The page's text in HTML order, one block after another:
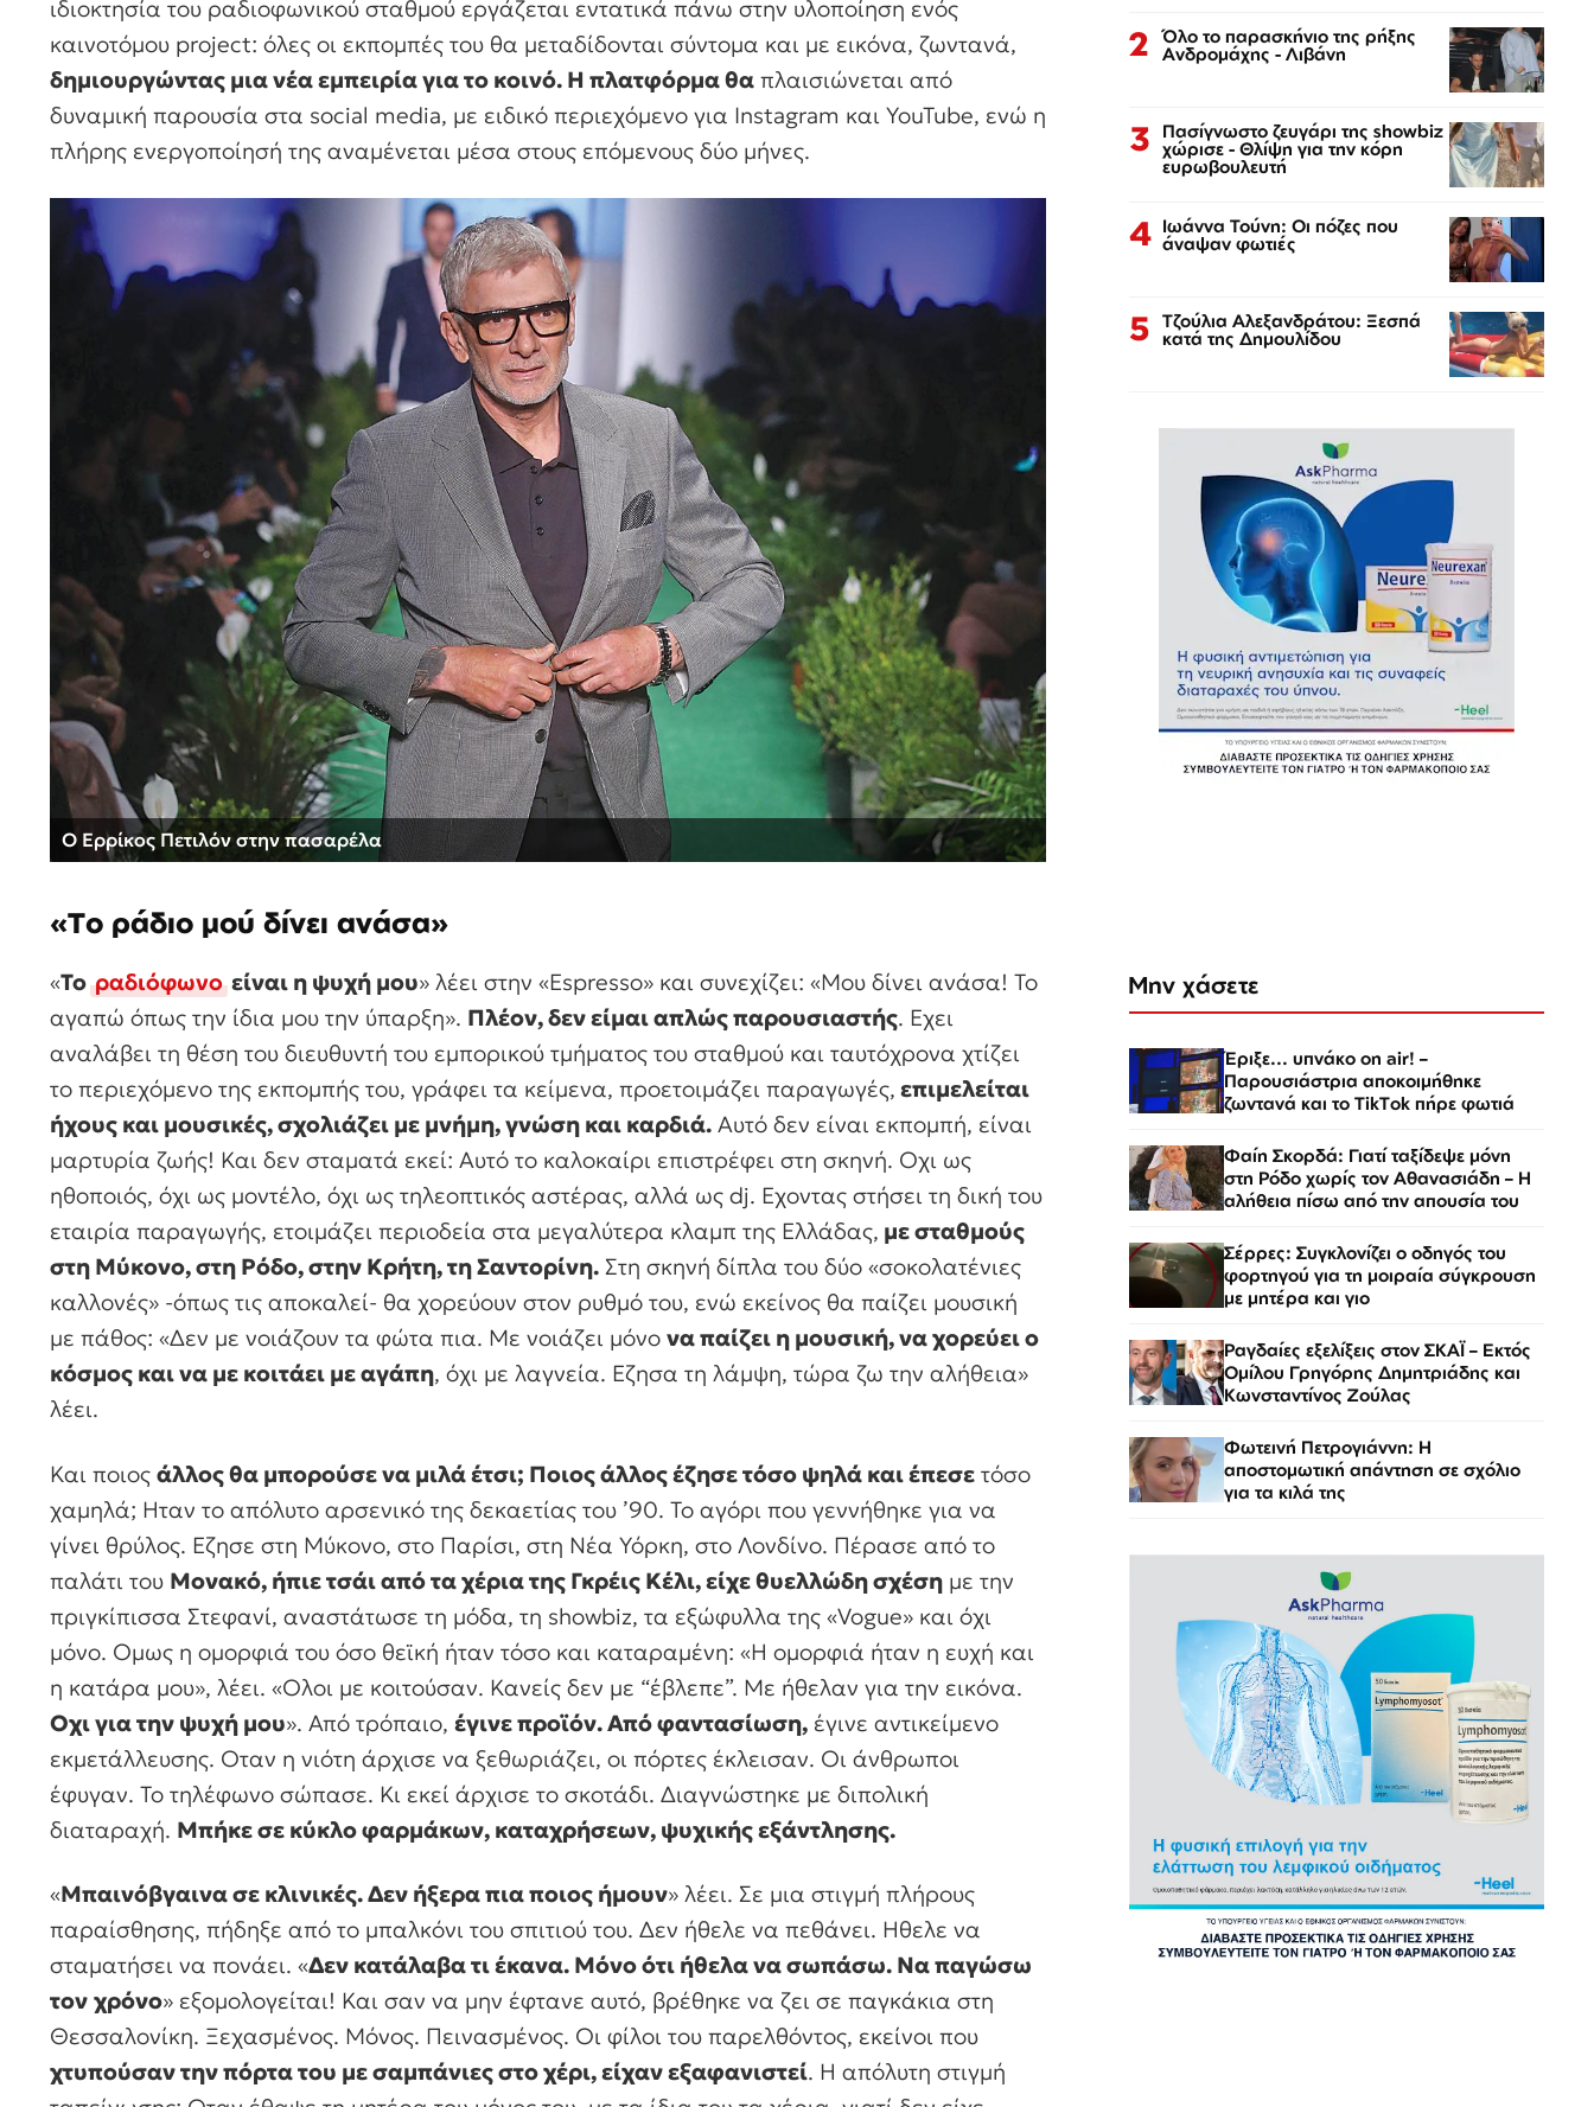
ιδιοκτησία του ραδιοφωνικού σταθμού εργάζεται εντατικά πάνω στην υλοποίηση ενός
καινοτόμου project: όλες οι εκπομπές του θα μεταδίδονται σύντομα και με εικόνα, ζωντανά,
δημιουργώντας μια νέα εμπειρία για το κοινό. Η πλατφόρμα θα πλαισιώνεται από
δυναμική παρουσία στα social media, με ειδικό περιεχόμενο για Instagram και YouTube, ενώ η
πλήρης ενεργοποίησή της αναμένεται μέσα στους επόμενους δύο μήνες.
Ο Ερρίκος Πετιλόν στην πασαρέλα
«Το ράδιο μού δίνει ανάσα»
«Τοραδιόφωνοείναι η ψυχή μου» λέει στην «Espresso» και συνεχίζει: «Μου δίνει ανάσα! Το
αγαπώ όπως την ίδια μου την ύπαρξη». Πλέον, δεν είμαι απλώς παρουσιαστής. Εχει
αναλάβει τη θέση του διευθυντή του εμπορικού τμήματος του σταθμού και ταυτόχρονα χτίζει
το περιεχόμενο της εκπομπής του, γράφει τα κείμενα, προετοιμάζει παραγωγές, επιμελείται
ήχους και μουσικές, σχολιάζει με μνήμη, γνώση και καρδιά. Αυτό δεν είναι εκπομπή, είναι
μαρτυρία ζωής! Και δεν σταματά εκεί: Αυτό το καλοκαίρι επιστρέφει στη σκηνή. Οχι ως
ηθοποιός, όχι ως μοντέλο, όχι ως τηλεοπτικός αστέρας, αλλά ως dj. Εχοντας στήσει τη δική του
εταιρία παραγωγής, ετοιμάζει περιοδεία στα μεγαλύτερα κλαμπ της Ελλάδας, με σταθμούς
στη Μύκονο, στη Ρόδο, στην Κρήτη, τη Σαντορίνη. Στη σκηνή δίπλα του δύο «σοκολατένιες
καλλονές» -όπως τις αποκαλεί- θα χορεύουν στον ρυθμό του, ενώ εκείνος θα παίζει μουσική
με πάθος: «Δεν με νοιάζουν τα φώτα πια. Με νοιάζει μόνο να παίζει η μουσική, να χορεύει ο
κόσμος και να με κοιτάει με αγάπη, όχι με λαγνεία. Εζησα τη λάμψη, τώρα ζω την αλήθεια»
λέει.
Και ποιος άλλος θα μπορούσε να μιλά έτσι; Ποιος άλλος έζησε τόσο ψηλά και έπεσε τόσο
χαμηλά; Ηταν το απόλυτο αρσενικό της δεκαετίας του ’90. Το αγόρι που γεννήθηκε για να
γίνει θρύλος. Εζησε στη Μύκονο, στο Παρίσι, στη Νέα Υόρκη, στο Λονδίνο. Πέρασε από το
παλάτι του Μονακό, ήπιε τσάι από τα χέρια της Γκρέις Κέλι, είχε θυελλώδη σχέση με την
πριγκίπισσα Στεφανί, αναστάτωσε τη μόδα, τη showbiz, τα εξώφυλλα της «Vogue» και όχι
μόνο. Ομως η ομορφιά του όσο θεϊκή ήταν τόσο και καταραμένη: «Η ομορφιά ήταν η ευχή και
η κατάρα μου», λέει. «Ολοι με κοιτούσαν. Κανείς δεν με “έβλεπε”. Με ήθελαν για την εικόνα.
Οχι για την ψυχή μου». Από τρόπαιο, έγινε προϊόν. Από φαντασίωση, έγινε αντικείμενο
εκμετάλλευσης. Οταν η νιότη άρχισε να ξεθωριάζει, οι πόρτες έκλεισαν. Οι άνθρωποι
έφυγαν. Το τηλέφωνο σώπασε. Κι εκεί άρχισε το σκοτάδι. Διαγνώστηκε με διπολική
διαταραχή. Μπήκε σε κύκλο φαρμάκων, καταχρήσεων, ψυχικής εξάντλησης.
«Μπαινόβγαινα σε κλινικές. Δεν ήξερα πια ποιος ήμουν» λέει. Σε μια στιγμή πλήρους
παραίσθησης, πήδηξε από το μπαλκόνι του σπιτιού του. Δεν ήθελε να πεθάνει. Ηθελε να
σταματήσει να πονάει. «Δεν κατάλαβα τι έκανα. Μόνο ότι ήθελα να σωπάσω. Να παγώσω
τον χρόνο» εξομολογείται! Και σαν να μην έφτανε αυτό, βρέθηκε να ζει σε παγκάκια στη
Θεσσαλονίκη. Ξεχασμένος. Μόνος. Πεινασμένος. Οι φίλοι του παρελθόντος, εκείνοι που
χτυπούσαν την πόρτα του με σαμπάνιες στο χέρι, είχαν εξαφανιστεί. Η απόλυτη στιγμή
2 Όλο το παρασκήνιο της ρήξης
Ανδρομάχης - Λιβάνη
3 Πασίγνωστο ζευγάρι της showbiz
χώρισε - Θλίψη για την κόρη
ευρωβουλευτή
4 Ιωάννα Τούνη: Οι πόζες που
άναψαν φωτιές
5 Τζούλια Αλεξανδράτου: Ξεσπά
κατά της Δημουλίδου
Μην χάσετε
Έριξε... υπνάκο on air! –
Παρουσιάστρια αποκοιμήθηκε
ζωντανά και το TikTok πήρε φωτιά
Φαίη Σκορδά: Γιατί ταξίδεψε μόνη
στη Ρόδο χωρίς τον Αθανασιάδη – Η
αλήθεια πίσω από την απουσία του
Σέρρες: Συγκλονίζει ο οδηγός του
φορτηγού για τη μοιραία σύγκρουση
με μητέρα και γιο
Ραγδαίες εξελίξεις στον ΣΚΑΪ – Εκτός
Ομίλου Γρηγόρης Δημητριάδης και
Κωνσταντίνος Ζούλας
Φωτεινή Πετρογιάννη: Η
αποστομωτική απάντηση σε σχόλιο
για τα κιλά της